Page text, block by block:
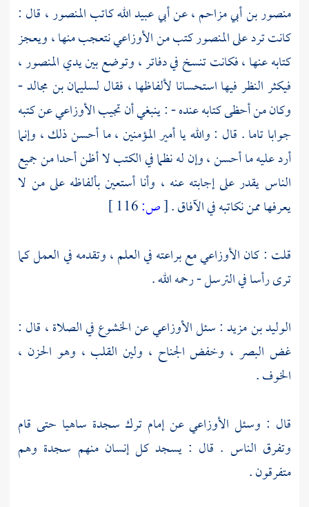
منصور بن أبي مزاحم، عنأبي عبيد الله كاتب المنصور، قال :
كانت ترد علىالمنصوركتب منالأوزاعينتعجب منها ، ويعجز
كتابه عنها ، فكانت تنسخ في دفاتر ، وتوضع بين يديالمنصور،
فيكثر النظر فيها استحسانا لألفاظها ، فقال لسليمان بن مجالد-
وكان من أحظى كتابه عنده - : ينبغي أن تجيبالأوزاعيعن كتبه
جوابا تاما . قال : والله يا أمير المؤمنين ، ما أحسن ذلك ، وإنما
أرد عليه ما أحسن ، وإن له نظما في الكتب لا أظن أحدا من جميع
الناس يقدر على إجابته عنه ، وأنا أستعين بألفاظه على من لا
يعرفها ممن نكاتبه في الآفاق .[ص:
قلت : كانالأوزاعيمع براعته في العلم ، وتقدمه في العمل كما
ترى رأسا في الترسل - رحمه الله .
الوليد بن مزيد: سئلالأوزاعيعن الخشوع في الصلاة ، قال :
غض البصر ، وخفض الجناح ، ولين القلب ، وهو الحزن ،
الخوف .
قال : وسئل الأوزاعيعن إمام ترك سجدة ساهيا حتى قام
وتفرق الناس . قال : يسجد كل إنسان منهم سجدة وهم
متفرقون .